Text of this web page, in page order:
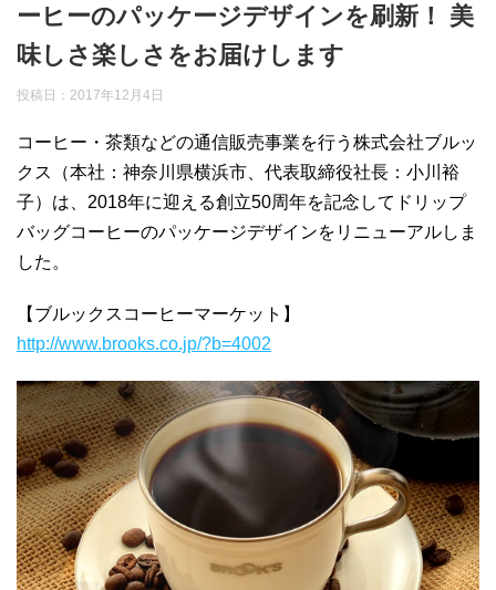
ーヒーのパッケージデザインを刷新！ 美
味しさ楽しさをお届けします
投稿日： 2017年12月4日
コーヒー・茶類などの通信販売事業を行う株式会社ブルッ
クス（本社：神奈川県横浜市、代表取締役社長：小川裕
子）は、2018年に迎える創立50周年を記念してドリップ
バッグコーヒーのパッケージデザインをリニューアルしま
した。
【ブルックスコーヒーマーケット】
http://www.brooks.co.jp/?b=4002